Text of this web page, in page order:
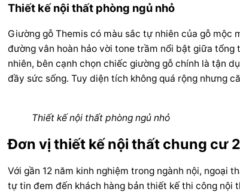
Thiết kế nội thất phòng ngủ nhỏ
Giường gỗ Themis có màu sắc tự nhiên của gỗ mộc
đường vân hoàn hảo vời tone trầm nổi bật giữa
nhiên, bên cạnh chọn chiếc giường gỗ chính là tận
đầy sức sống. Tuy diện tích không quá rộng nhưng
Thiết kế nội thất phòng ngủ nhỏ
Đơn vị thiết kế nội thất chung cư
Với gần 12 năm kinh nghiệm trong ngành nội, ngoại
tự tin đem đến khách hàng bản thiết kế thi công nội